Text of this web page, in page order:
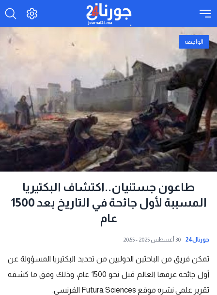
الواجهة
طاعون جستنيان..اكتشاف البكتيريا
المسببة لأول جائحة في التاريخ بعد 1500
عام
جورنال24 30 أغسطس 2025 - 20:55
تمكن فريق من الباحثين الدوليين من تحديد البكتيريا المسؤولة عن
أول جائحة عرفها العالم قبل نحو 1500 عام، وذلك وفق ما كشفه
تقرير علمي نشره موقع Futura Sciences الفرنسي.